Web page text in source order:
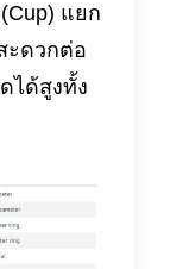
แยก
ะดวกต่อ
ได้สูงทั้ง